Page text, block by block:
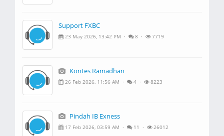
Support FXBC
23 May 2026, 13:42 PM · 8 · 7719
Kontes Ramadhan
26 Feb 2026, 11:56 AM · 4 · 8223
Pindah IB Exness
17 Feb 2026, 03:59 AM · 11 · 26012